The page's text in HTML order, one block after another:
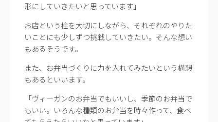
形にしていきたいと思っています」
お店という柱を大切にしながら、それぞれのやりた
いことにも少しずつ挑戦していきたい。そんな想い
もあるそうです。
また、お弁当づくりに力を入れてみたいという構想
もあるといいます。
「ヴィーガンのお弁当でもいいし、季節のお弁当で
もいい。いろんな種類のお弁当を時々作って、食べ